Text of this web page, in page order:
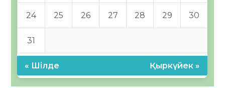
24 25 26 27 28 29 30
31
« Шілде Қыркүйек »